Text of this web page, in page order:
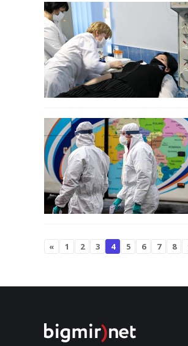
« 1 2 3 4 5 6 7 8